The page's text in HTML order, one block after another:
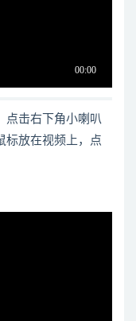
点击右下角小喇叭
标放在视频上，点